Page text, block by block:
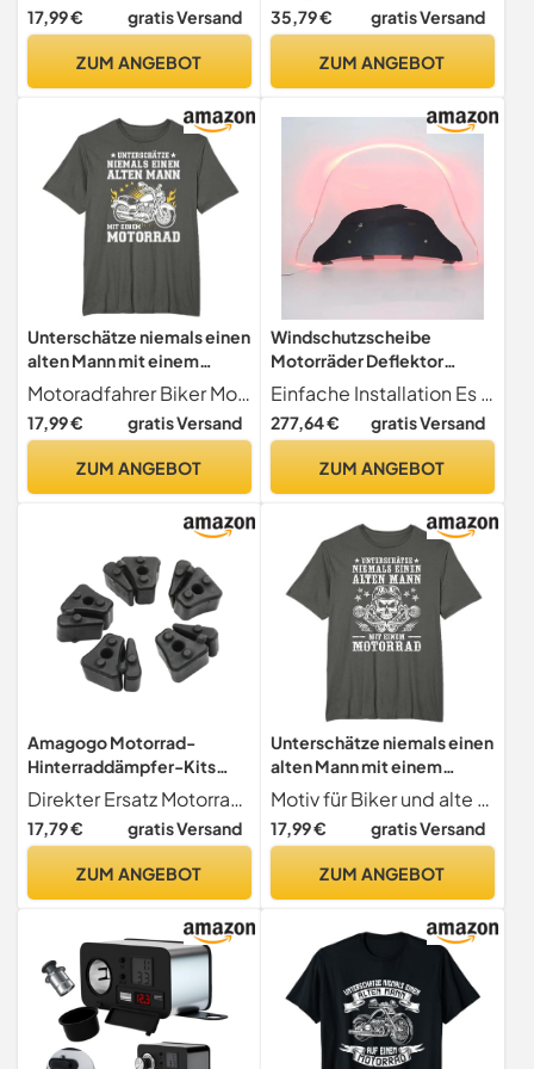
17,99 € gratis Versand
ZUM ANGEBOT
Motorradbedarf Autolüfter
35,79 € gratis Versand
ZUM ANGEBOT
Unterschätze niemals einen
alten Mann mit einem
Motorrad T-Shirt
Motoradfahrer Biker Motorrad Opa lustiger Spruch
17,99 € gratis Versand
ZUM ANGEBOT
Windschutzscheibe
Motorräder Deflektor
Motorrad Windschutz
Windschutzscheibe Spoiler
Langlebige
Motorrad
Luftabweiser
Windschutzscheibe
Motorrad(Transparent li
Einfache Installation Es ist einfach zu installieren und zu demontieren, und kommt mit Installationszubehör. Alte Geräte können direkt ersetzt werden, bequem und zuverlässig zu bedienen, einfach zu montieren und zu demontieren.
277,64 € gratis Versand
ZUM ANGEBOT
Amagogo Motorrad-
Hinterraddämpfer-Kits
Radzubehör Mehrzweck
06410-mba-000
Gummikomponente für
Direkter Ersatz Motorrad-Hinterraddämpfer-Set sind zu installieren, müssen nicht geändert werden, können direkt ersetzt werden
17,79 € gratis Versand
ZUM ANGEBOT
Unterschätze niemals einen
alten Mann mit einem
Motorrad T-Shirt
Motiv für Biker und alte Motorradfahrer. Unterschätze niemals einen alten Mann mit einem Motorrad.
17,99 € gratis Versand
ZUM ANGEBOT